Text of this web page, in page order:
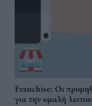
Franchise: Οι
για την ομαλή